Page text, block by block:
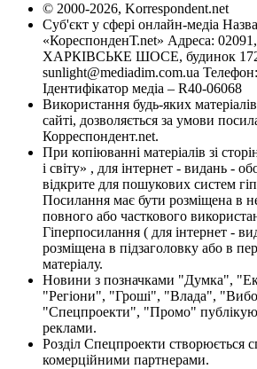
© 2000-2026, Korrespondent.net
Суб'єкт у сфері онлайн-медіа
«КореспонденТ.net» Адреса:
ХАРКІВСЬКЕ ШОСЕ, будинок 172-
sunlight@mediadim.com.ua
Ідентифікатор медіа – R40-06068
Використання будь-яких
сайті, дозволяється за умови
Корреспондент.net.
При копіюванні матеріалів зі
і світу» , для інтернет - видань -
відкрите для пошукових систем
Посилання має бути розміщена в
повного або часткового
Гіперпосилання ( для інтернет -
розміщена в підзаголовку або в
матеріалу.
Новини з позначками "Думка",
"Регіони", "Гроші", "Влада",
"Спецпроекти", "Промо"
реклами.
Розділ Спецпроекти створюється
комерційними партнерами.